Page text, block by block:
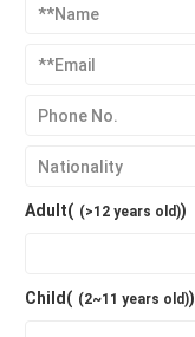
Adult( (>12 years old))
Child( (2~11 years old))